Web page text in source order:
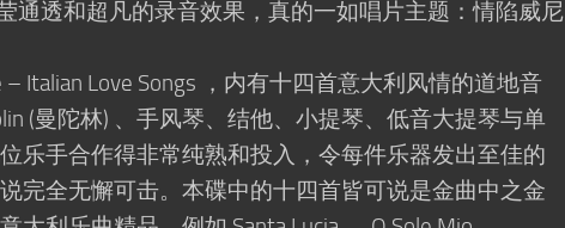
通透和超凡的录音效果，真的一如唱片主题：情陷威尼
Italian Love Songs ，内有十四首意大利风情的道地音
(曼陀林) 、手风琴、结他、小提琴、低音大提琴与单
乐手合作得非常纯熟和投入，令每件乐器发出至佳的
完全无懈可击。本碟中的十四首皆可说是金曲中之金